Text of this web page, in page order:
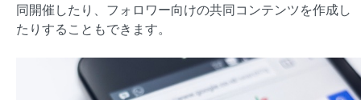
同開催したり、フォロワー向けの共同コンテンツを作成し
たりすることもできます。